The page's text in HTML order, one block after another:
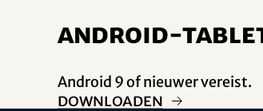
Android-
Android 9 of nieuwer vereist.
Downloaden